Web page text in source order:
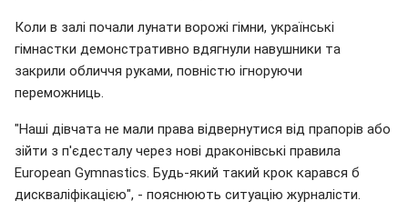
Коли в залі почали лунати ворожі гімни, українські
гімнастки демонстративно вдягнули навушники та
закрили обличчя руками, повністю ігноруючи
переможниць.
"Наші дівчата не мали права відвернутися від прапорів або
зійти з п'єдесталу через нові драконівські правила
European Gymnastics. Будь-який такий крок карався б
дискваліфікацією", - пояснюють ситуацію журналісти.